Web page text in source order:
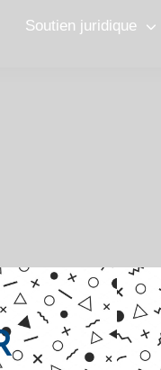
Soutien juridique